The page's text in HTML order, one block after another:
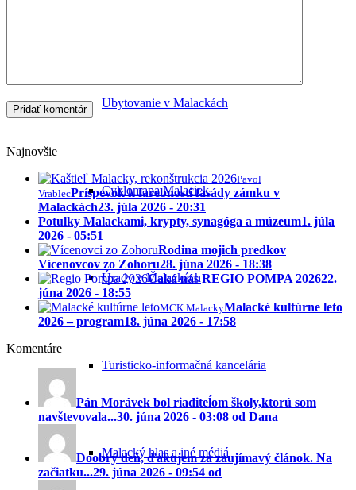
Ubytovanie v Malackách
Cyklomapa Malaciek
Úrady v Malackách
Turisticko-informačná kancelária
Malacký hlas a iné médiá
Najnovšie
Pavol
VrablecPríspevok k farebnosti fasády zámku v
Malackách23. júla 2026 - 20:31
Potulky Malackami, krypty, synagóga a múzeum1. júla
2026 - 05:51
Rodina mojich predkov
Vícenovcov zo Zohoru28. júna 2026 - 18:38
Čaká nás REGIO POMPA 202622.
júna 2026 - 18:55
MCK MalackyMalacké kultúrne leto
2026 – program18. júna 2026 - 17:58
Komentáre
Pán Morávek bol riaditeĺom školy,ktorú som
navštevovala...30. júna 2026 - 03:08 od Dana
Doobrý deň, ďakujem za zaujímavý článok. Na
začiatku...29. júna 2026 - 09:54 od